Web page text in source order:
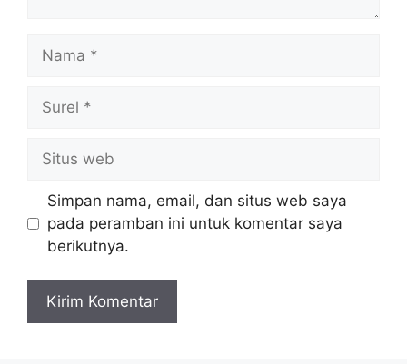
web
Simpan nama, email, dan situs web saya
pada peramban ini untuk komentar saya
berikutnya.